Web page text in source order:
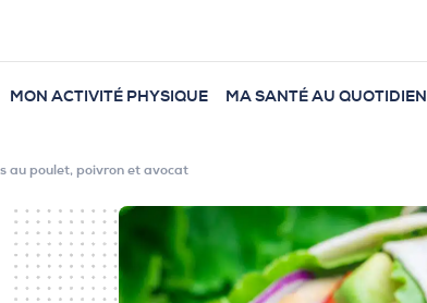
MON ACTIVITÉ PHYSIQUE MA SANTÉ AU QUOTIDIEN
au poulet, poivron et avocat